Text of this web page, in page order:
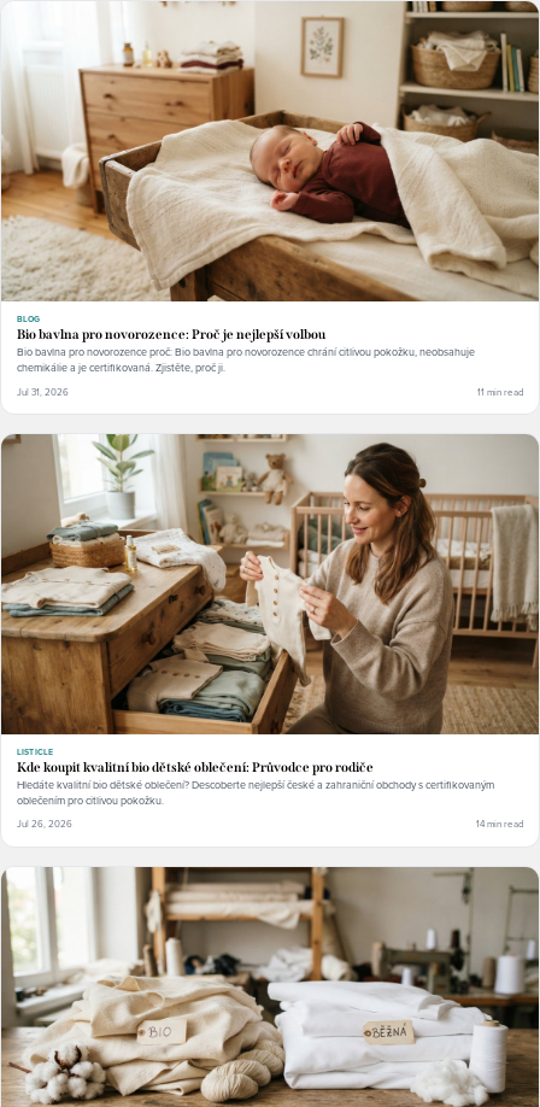
BLOG
Bio bavlna pro novorozence: Proč je nejlepší volbou
Bio bavlna pro novorozence proč: Bio bavlna pro novorozence chrání citlivou pokožku, neobsahuje
chemikálie a je certifikovaná. Zjistěte, proč ji.
Jul 31, 2026 11 min read
LISTICLE
Kde koupit kvalitní bio dětské oblečení: Průvodce pro rodiče
Hledáte kvalitní bio dětské oblečení? Descoberte nejlepší české a zahraniční obchody s certifikovaným
oblečením pro citlivou pokožku.
Jul 26, 2026 14 min read